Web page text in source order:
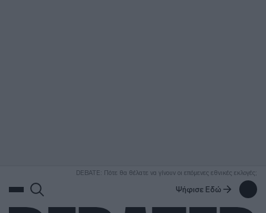
DEBATE: Πότε θα θέλατε να γίνουν οι επόμενες εθνικές εκλογές;
Ψήφισε Εδώ